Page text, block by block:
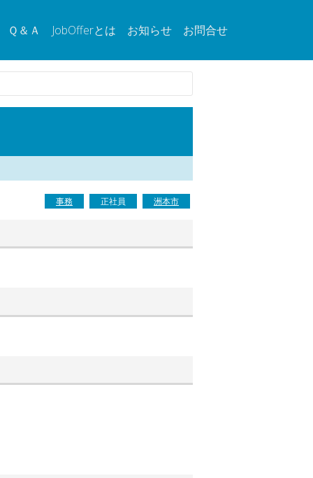
Ｑ＆Ａ JobOfferとは お知らせ お問合せ
事務 正社員 洲本市